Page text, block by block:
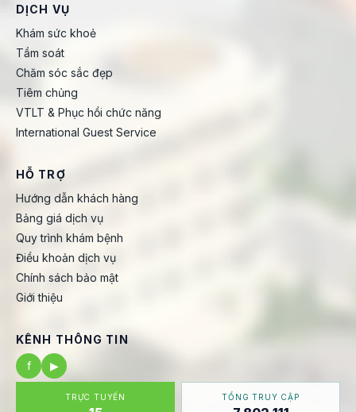
DỊCH VỤ
Khám sức khoẻ
Tầm soát
Chăm sóc sắc đẹp
Tiêm chủng
VTLT & Phục hồi chức năng
International Guest Service
HỖ TRỢ
Hướng dẫn khách hàng
Bảng giá dịch vụ
Quy trình khám bệnh
Điều khoản dịch vụ
Chính sách bảo mật
Giới thiệu
KÊNH THÔNG TIN
f
▶
TRỰC TUYẾN TỔNG TRUY CẬP